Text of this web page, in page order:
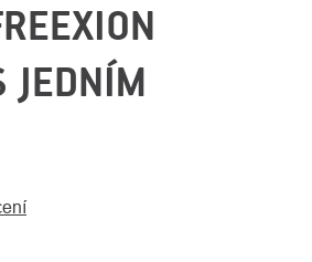
JEDNÍM